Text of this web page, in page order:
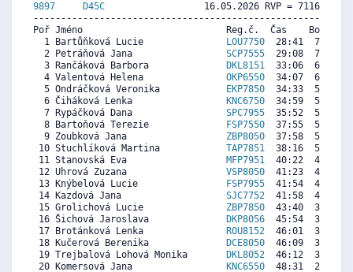
9897
D45C
16.05.2026 RVP = 7116/
Poř Jméno                          Reg.č.  Čas    Body
  1 Bartůňková Lucie
LOU7750
28:41  7347
  2 Petráňová Jana
SCP7555
29:08  7244
  3 Rančáková Barbora
DKL8151
33:06  6331
  4 Valentová Helena
OKP6550
34:07  6097
  5 Ondráčková Veronika
EKP7850
34:33  5997
  6 Čiháková Lenka
KNC6750
34:59  5897
  7 Rypáčková Dana
SPC7955
35:52  5694
  8 Bartoňová Terezie
FSP7550
37:55  5222
  9 Zoubková Jana
ZBP8050
37:58  5211
10 Stuchlíková Martina TAP7851
38:16  5142
11 Stanovská Eva MFP7951
40:22  4659
12 Uhrová Zuzana VSP8050
41:23  4425
13 Knýbelová Lucie
FSP7955
41:54  4306
14 Kazdová Jana SJC7752
41:58  4290
15 Grolichová Lucie ZBP7850
43:40  3899
16 Šichová Jaroslava
DKP8056
45:54  3385
17 Brotánková Lenka
ROU8152
46:01  3358
18 Kučerová Berenika
DCE8050
46:09  3328
19 Trejbalová Lohová Monika
DKL8052
46:12  3316
20 Komersová Jana
KNC6550
48:31  2783